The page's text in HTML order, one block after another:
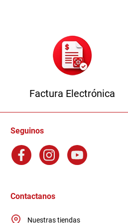
Factura Electrónica
Seguinos
Contactanos
Nuestras tiendas